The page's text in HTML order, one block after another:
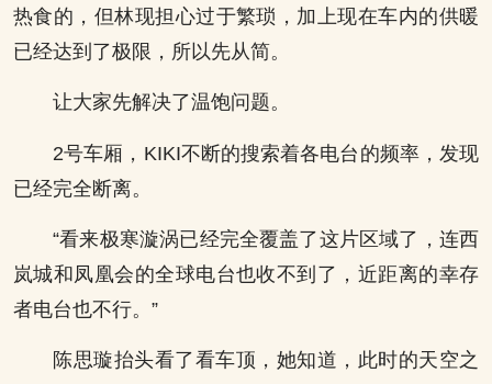
热食的，但林现担心过于繁琐，加上现在车内的供暖
已经达到了极限，所以先从简。
让大家先解决了温饱问题。
2号车厢，KIKI不断的搜索着各电台的频率，发现
已经完全断离。
“看来极寒漩涡已经完全覆盖了这片区域了，连西
岚城和凤凰会的全球电台也收不到了，近距离的幸存
者电台也不行。”
陈思璇抬头看了看车顶，她知道，此时的天空之